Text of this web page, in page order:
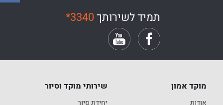
תמיד לשירותך*3340
מוקד אמון שירותי מוקד וסיור